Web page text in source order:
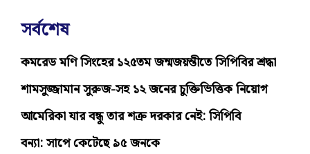
সর্বশেষ
কমরেড মণি সিংহের ১২৫তম জন্মজয়ন্তীতে সিপিবির শ্রদ্ধা
শামসুজ্জামান সুরুজ-সহ ১২ জনের চুক্তিভিত্তিক নিয়োগ
আমেরিকা যার বন্ধু তার শত্রু দরকার নেই: সিপিবি
বন্যা: সাপে কেটেছে ৯৫ জনকে